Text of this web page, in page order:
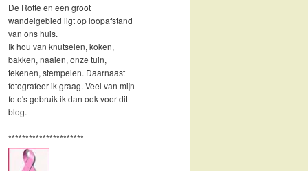
De Rotte en een groot
wandelgebied ligt op loopafstand
van ons huis.
Ik hou van knutselen, koken,
bakken, naaien, onze tuin,
tekenen, stempelen. Daarnaast
fotografeer ik graag. Veel van mijn
foto's gebruik ik dan ook voor dit
blog.
**********************